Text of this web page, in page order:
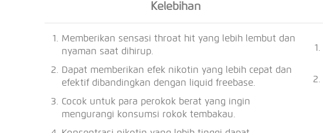
Kelebihan
Memberikan sensasi throat hit yang lebih lembut dan
nyaman saat dihirup.
Dapat memberikan efek nikotin yang lebih cepat dan
efektif dibandingkan dengan liquid freebase.
Cocok untuk para perokok berat yang ingin
mengurangi konsumsi rokok tembakau.